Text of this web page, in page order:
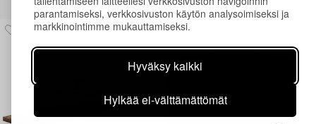
parantamiseksi, verkkosivuston käytön analysoimiseksi ja
markkinointimme mukauttamiseksi.
Hyväksy kaikki
Hylkää ei-välttämättömät